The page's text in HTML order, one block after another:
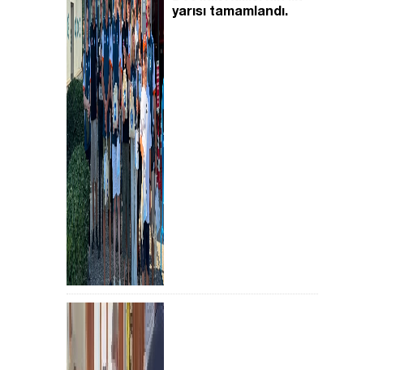
yarısı tamamlandı.